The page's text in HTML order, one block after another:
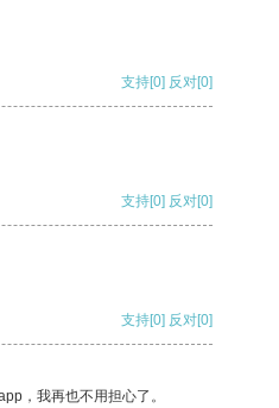
支持[0] 反对[0]
支持[0] 反对[0]
支持[0] 反对[0]
，我再也不用担心了。